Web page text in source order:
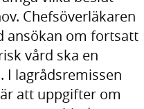
Chefsöverläkaren
ansökan om fortsatt
vård ska en
I lagrådsremissen
att uppgifter om